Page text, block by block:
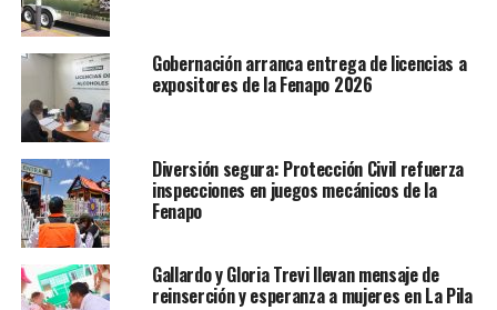
se vive y se siente con más oportunidades para que
niñas, niños, jóvenes y familias disfruten de la cultura de
manera cercana y gratuita.
TEMAS RELACIONADOS
YA VIENE
Gobierno estatal impulsa saneamiento en Moctezuma
NO TE PIERDAS
Guardia Civil Estatal fortalece la proximidad social y
prevención del delito en Ciudad Valles
Gobernación arranca entrega de licencias a
expositores de la Fenapo 2026
Diversión segura: Protección Civil refuerza
inspecciones en juegos mecánicos de la
Fenapo
Gallardo y Gloria Trevi llevan mensaje de
reinserción y esperanza a mujeres en La Pila